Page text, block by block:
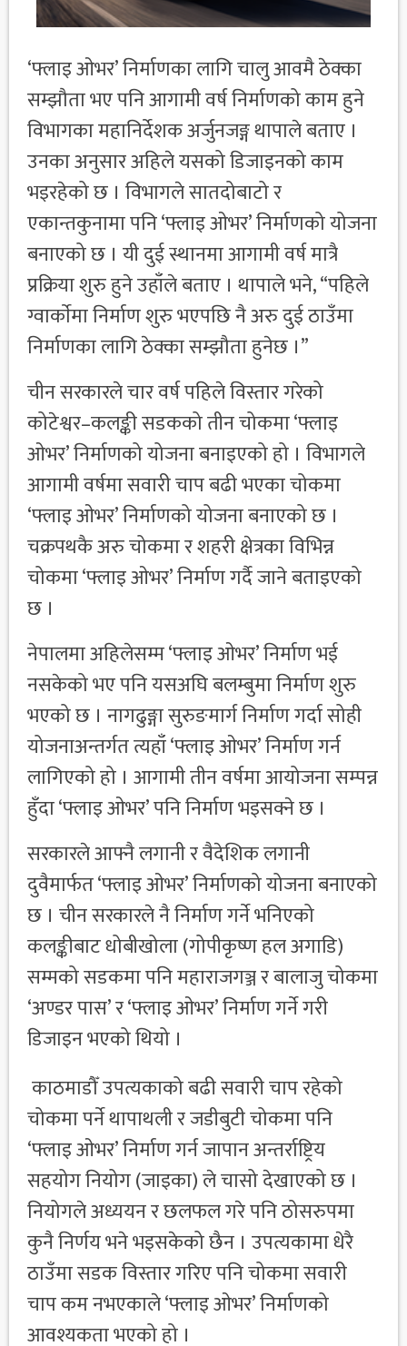
‘फ्लाइ ओभर’ निर्माणका लागि चालु आवमै ठेक्का
सम्झौता भए पनि आगामी वर्ष निर्माणको काम हुने
विभागका महानिर्देशक अर्जुनजङ्ग थापाले बताए ।
उनका अनुसार अहिले यसको डिजाइनको काम
भइरहेको छ । विभागले सातदोबाटो र
एकान्तकुनामा पनि ‘फ्लाइ ओभर’ निर्माणको योजना
बनाएको छ । यी दुई स्थानमा आगामी वर्ष मात्रै
प्रक्रिया शुरु हुने उहाँले बताए । थापाले भने, “पहिले
ग्वार्काेमा निर्माण शुरु भएपछि नै अरु दुई ठाउँमा
निर्माणका लागि ठेक्का सम्झौता हुनेछ ।”
चीन सरकारले चार वर्ष पहिले विस्तार गरेको
कोटेश्वर–कलङ्की सडकको तीन चोकमा ‘फ्लाइ
ओभर’ निर्माणको योजना बनाइएको हो । विभागले
आगामी वर्षमा सवारी चाप बढी भएका चोकमा
‘फ्लाइ ओभर’ निर्माणको योजना बनाएको छ ।
चक्रपथकै अरु चोकमा र शहरी क्षेत्रका विभिन्न
चोकमा ‘फ्लाइ ओभर’ निर्माण गर्दै जाने बताइएको
छ ।
नेपालमा अहिलेसम्म ‘फ्लाइ ओभर’ निर्माण भई
नसकेको भए पनि यसअघि बलम्बुमा निर्माण शुरु
भएको छ । नागढुङ्गा सुरुङमार्ग निर्माण गर्दा सोही
योजनाअन्तर्गत त्यहाँ ‘फ्लाइ ओभर’ निर्माण गर्न
लागिएको हो । आगामी तीन वर्षमा आयोजना सम्पन्न
हुँदा ‘फ्लाइ ओभर’ पनि निर्माण भइसक्ने छ ।
सरकारले आफ्नै लगानी र वैदेशिक लगानी
दुवैमार्फत ‘फ्लाइ ओभर’ निर्माणको योजना बनाएको
छ । चीन सरकारले नै निर्माण गर्ने भनिएको
कलङ्कीबाट धोबीखोला (गोपीकृष्ण हल अगाडि)
सम्मको सडकमा पनि महाराजगञ्ज र बालाजु चोकमा
‘अण्डर पास’ र ‘फ्लाइ ओभर’ निर्माण गर्ने गरी
डिजाइन भएको थियो ।
काठमाडौँ उपत्यकाको बढी सवारी चाप रहेको
चोकमा पर्ने थापाथली र जडीबुटी चोकमा पनि
‘फ्लाइ ओभर’ निर्माण गर्न जापान अन्तर्राष्ट्रिय
सहयोग नियोग (जाइका) ले चासो देखाएको छ ।
नियोगले अध्ययन र छलफल गरे पनि ठोसरुपमा
कुनै निर्णय भने भइसकेको छैन । उपत्यकामा धेरै
ठाउँमा सडक विस्तार गरिए पनि चोकमा सवारी
चाप कम नभएकाले ‘फ्लाइ ओभर’ निर्माणको
आवश्यकता भएको हो ।